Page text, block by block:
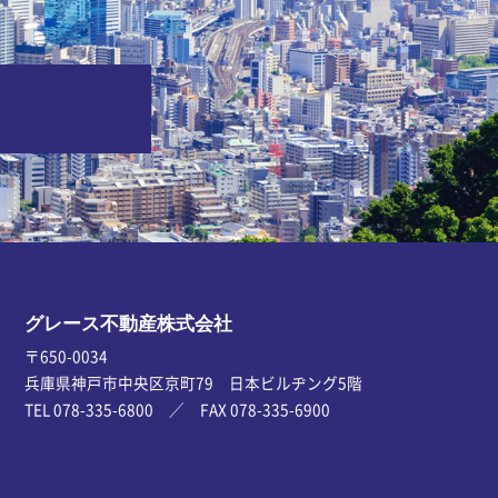
グレース不動産株式会社
〒650-0034
兵庫県神戸市中央区京町79 日本ビルヂング5階
TEL 078-335-6800 ／ FAX 078-335-6900